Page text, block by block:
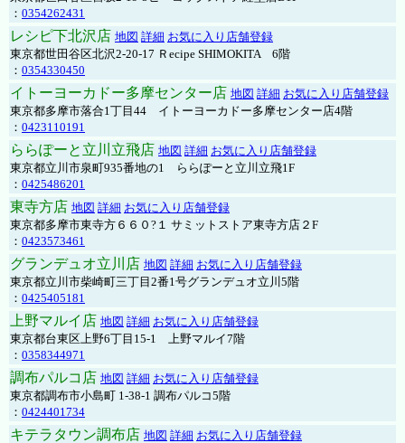
： 0354262431
レシピ下北沢店 地図 詳細 お気に入り店舗登録
東京都世田谷区北沢2-20-17 Ｒecipe SHIMOKITA 6階
： 0354330450
イトーヨーカドー多摩センター店 地図 詳細 お気に入り店舗登録
東京都多摩市落合1丁目44 イトーヨーカドー多摩センター店4階
： 0423110191
ららぽーと立川立飛店 地図 詳細 お気に入り店舗登録
東京都立川市泉町935番地の1 ららぽーと立川立飛1F
： 0425486201
東寺方店 地図 詳細 お気に入り店舗登録
東京都多摩市東寺方６６０?１ サミットストア東寺方店２F
： 0423573461
グランデュオ立川店 地図 詳細 お気に入り店舗登録
東京都立川市柴崎町三丁目2番1号グランデュオ立川5階
： 0425405181
上野マルイ店 地図 詳細 お気に入り店舗登録
東京都台東区上野6丁目15-1 上野マルイ7階
： 0358344971
調布パルコ店 地図 詳細 お気に入り店舗登録
東京都調布市小島町 1-38-1 調布パルコ5階
： 0424401734
キテラタウン調布店 地図 詳細 お気に入り店舗登録